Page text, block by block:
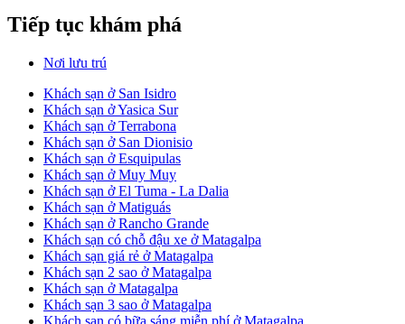
Tiếp tục khám phá
Nơi lưu trú
Khách sạn ở San Isidro
Khách sạn ở Yasica Sur
Khách sạn ở Terrabona
Khách sạn ở San Dionisio
Khách sạn ở Esquipulas
Khách sạn ở Muy Muy
Khách sạn ở El Tuma - La Dalia
Khách sạn ở Matiguás
Khách sạn ở Rancho Grande
Khách sạn có chỗ đậu xe ở Matagalpa
Khách sạn giá rẻ ở Matagalpa
Khách sạn 2 sao ở Matagalpa
Khách sạn ở Matagalpa
Khách sạn 3 sao ở Matagalpa